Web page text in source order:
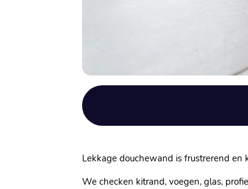
Lekkage douchewand is frustrerend
We checken kitrand, voegen, glas,